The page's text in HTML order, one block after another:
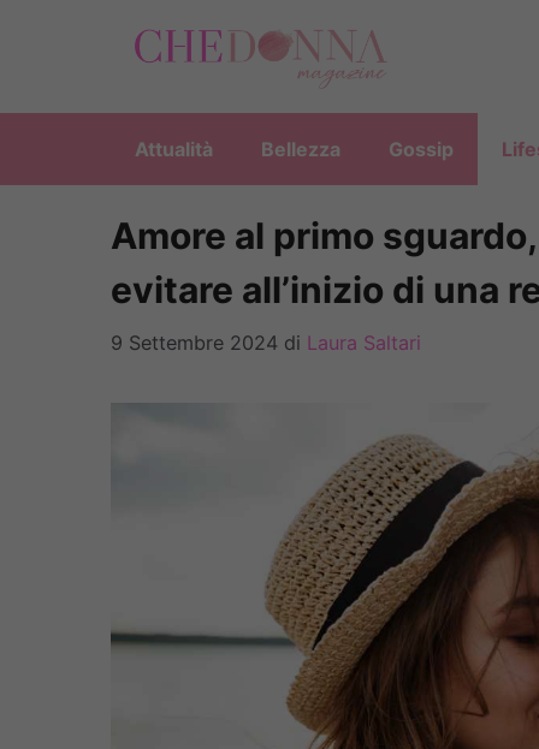
Attualità Bellezza Gossip
Amore al primo
evitare all’inizio di una
9 Settembre 2024 di Laura Saltari